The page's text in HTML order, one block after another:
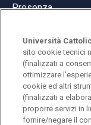
Presenza
© Università
Largo A. Gemelli
PI 02133120150
Università
sito cookie tecnici
(finalizzati a
ottimizzare
cookie ed altri
(finalizzati a
proporre servizi in
fornire/negare il